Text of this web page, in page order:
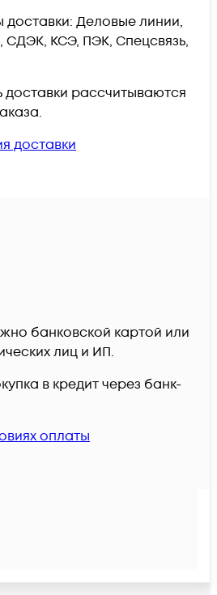
Деловые линии,
СДЭК, КСЭ, ПЭК, Спецсвязь,
рассчитываются
доставки
банковской картой или
лиц и ИП.
в кредит через банк-
оплаты